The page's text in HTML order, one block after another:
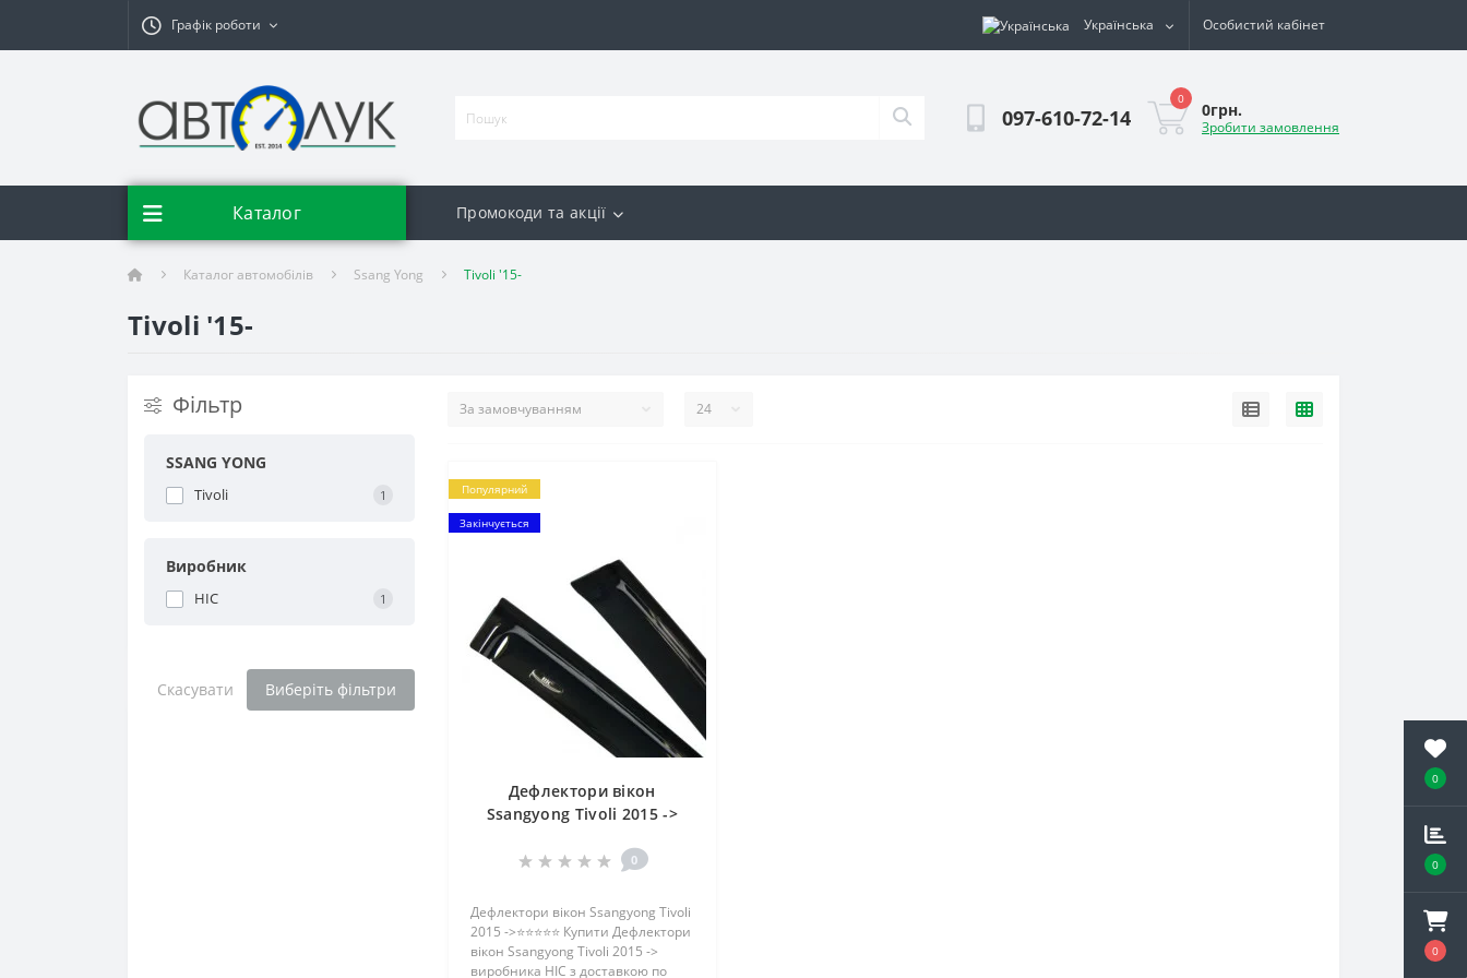
0
0
0
Графік роботи Українська Особистий кабінет
097-610-72-14
0
0грн.
Зробити замовлення
Каталог Промокоди та акції
Каталог автомобілів Ssang Yong Tivoli '15-
Tivoli '15-
Фільтр
SSANG YONG
Tivoli 1
Виробник
HIC 1
Скасувати Виберіть фільтри
Популярний
Закінчується
Дефлектори вікон
Ssangyong Tivoli 2015 ->
0
Дефлектори вікон Ssangyong Tivoli
2015 ->⭐⭐⭐⭐⭐ Купити Дефлектори
вікон Ssangyong Tivoli 2015 ->
виробника HIC з доставкою по